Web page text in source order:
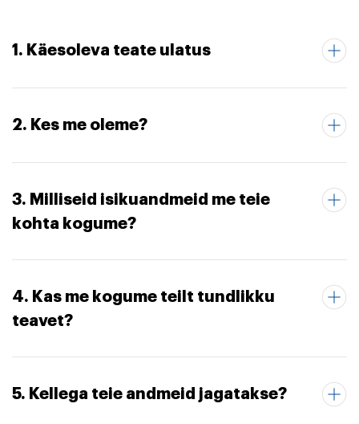
1. Käesoleva teate ulatus
2. Kes me oleme?
3. Milliseid isikuandmeid me teie
kohta kogume?
4. Kas me kogume teilt tundlikku
teavet?
5. Kellega teie andmeid jagatakse?